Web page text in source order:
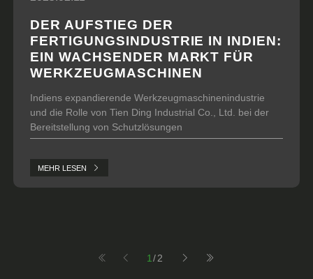
DER AUFSTIEG DER
FERTIGUNGSINDUSTRIE IN INDIEN:
EIN WACHSENDER MARKT FÜR
WERKZEUGMASCHINEN
Indiens expandierende Werkzeugmaschinenindustrie
und die Rolle von Tien Ding Industrial Co., Ltd. bei der
Bereitstellung von Schutzlösungen
MEHR LESEN
1/2